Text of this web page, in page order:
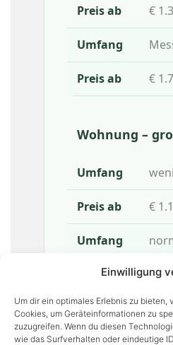
Einwilligung
Um dir ein optimales Erlebnis zu
Cookies, um Geräteinformationen zu
zuzugreifen. Wenn du diesen
wie das Surfverhalten oder eindeutige
€
€
Wohnung –
€
viel